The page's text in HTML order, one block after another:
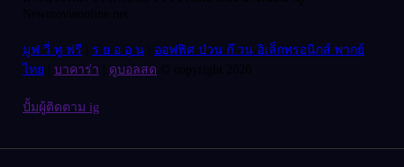
มูฟ วี่ ทู ฟรี ร ย อ อุ น
ออฟฟิศ ป่วน ก๊ วน อิเล็กทรอนิกส์ พากย์
ไทย
บาคาร่า ดูบอลสด
ปั้มผู้ติดตาม ig